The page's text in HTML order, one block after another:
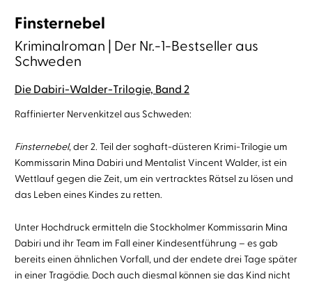
Finsternebel
Kriminalroman | Der Nr.-1-Bestseller aus
Schweden
Die Dabiri-Walder-Trilogie, Band 2
Raffinierter Nervenkitzel aus Schweden:
Finsternebel, der 2. Teil der soghaft-düsteren Krimi-Trilogie um
Kommissarin Mina Dabiri und Mentalist Vincent Walder, ist ein
Wettlauf gegen die Zeit, um ein vertracktes Rätsel zu lösen und
das Leben eines Kindes zu retten.
Unter Hochdruck ermitteln die Stockholmer Kommissarin Mina
Dabiri und ihr Team im Fall einer Kindesentführung – es gab
bereits einen ähnlichen Vorfall, und der endete drei Tage später
in einer Tragödie. Doch auch diesmal können sie das Kind nicht